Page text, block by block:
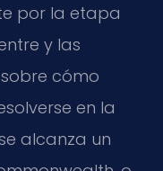
por la etapa
y las
cómo
en la
alcanza un